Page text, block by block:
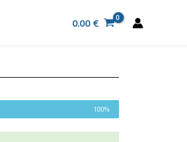
0.00 €
100%